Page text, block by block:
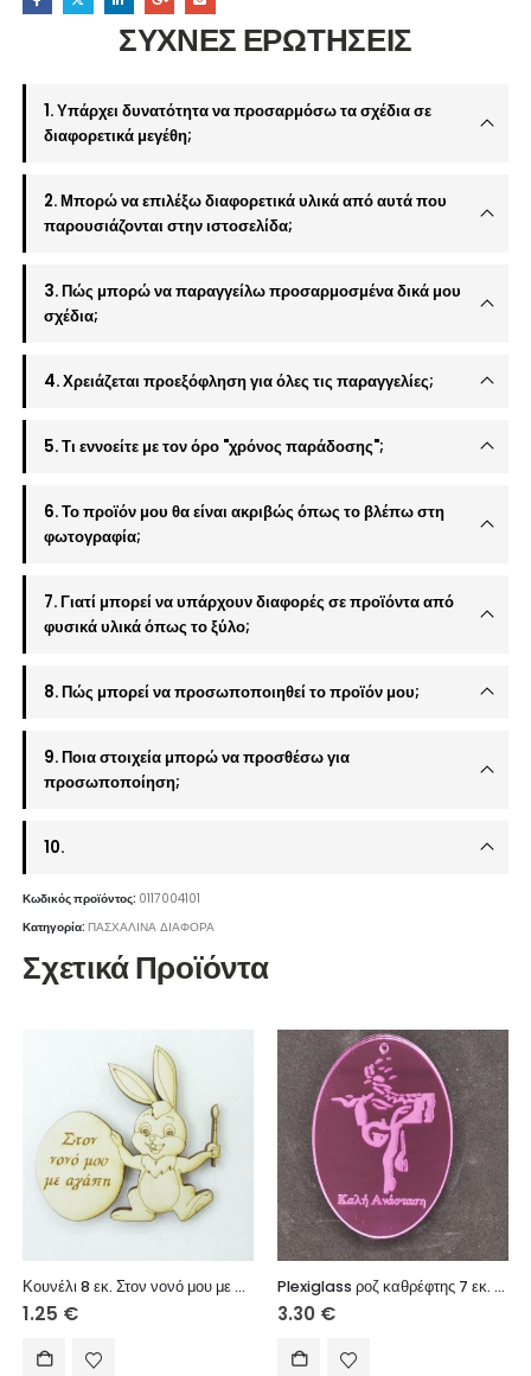
ΣΥΧΝΕΣ ΕΡΩΤΗΣΕΙΣ
1. Υπάρχει δυνατότητα να προσαρμόσω τα σχέδια σε
διαφορετικά μεγέθη;
2. Μπορώ να επιλέξω διαφορετικά υλικά από αυτά που
παρουσιάζονται στην ιστοσελίδα;
3. Πώς μπορώ να παραγγείλω προσαρμοσμένα δικά μου
σχέδια;
4. Χρειάζεται προεξόφληση για όλες τις παραγγελίες;
5. Τι εννοείτε με τον όρο "χρόνος παράδοσης";
6. Το προϊόν μου θα είναι ακριβώς όπως το βλέπω στη
φωτογραφία;
7. Γιατί μπορεί να υπάρχουν διαφορές σε προϊόντα από
φυσικά υλικά όπως το ξύλο;
8. Πώς μπορεί να προσωποποιηθεί το προϊόν μου;
9. Ποια στοιχεία μπορώ να προσθέσω για
προσωποποίηση;
10.
Κωδικός προϊόντος: 0117004101
Κατηγορία:ΠΑΣΧΑΛΙΝΑ ΔΙΑΦΟΡΑ
Σχετικά Προϊόντα
Κουνέλι 8 εκ. Στον νονό μου με αγάπη (αγόρι)
1.25 €
Plexiglass ροζ καθρέφτης 7 εκ. Καλή Ανάσταση
3.30 €